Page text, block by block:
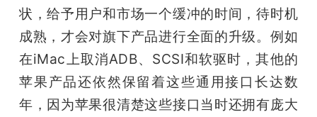
状，给予用户和市场一个缓冲的时间，待时机
成熟，才会对旗下产品进行全面的升级。例如
在iMac上取消ADB、SCSI和软驱时，其他的
苹果产品还依然保留着这些通用接口长达数
年，因为苹果很清楚这些接口当时还拥有庞大